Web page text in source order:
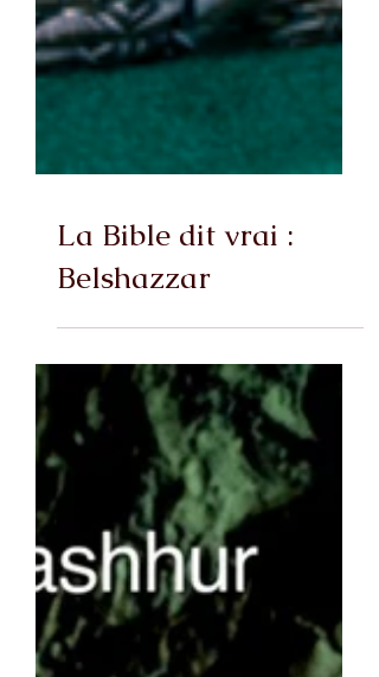
La Bible dit vrai :
Belshazzar